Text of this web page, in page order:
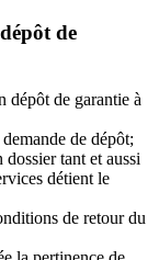
de
dépôt de garantie à
de dépôt;
tant et aussi
détient le
de retour du